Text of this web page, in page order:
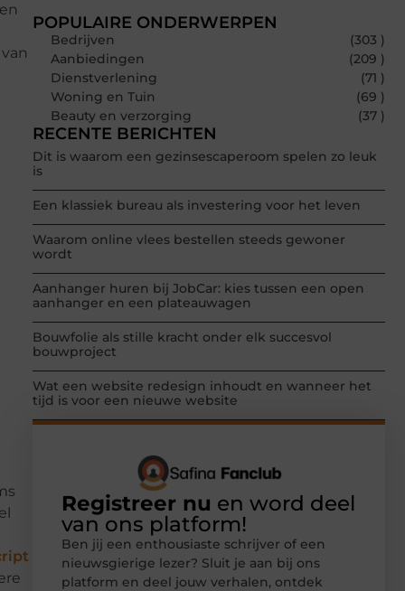
POPULAIRE ONDERWERPEN
Bedrijven
(303 )
Aanbiedingen
(209 )
Dienstverlening
(71 )
Woning en Tuin
(69 )
Beauty en verzorging
(37 )
RECENTE BERICHTEN
Dit is waarom een gezinsescaperoom spelen zo leuk
is
Een klassiek bureau als investering voor het leven
Waarom online vlees bestellen steeds gewoner
wordt
Aanhanger huren bij JobCar: kies tussen een open
aanhanger en een plateauwagen
Bouwfolie als stille kracht onder elk succesvol
bouwproject
Wat een website redesign inhoudt en wanneer het
tijd is voor een nieuwe website
Registreer nu en word deel
van ons platform!
Ben jij een enthousiaste schrijver of een
nieuwsgierige lezer? Sluit je aan bij ons
platform en deel jouw verhalen, ontdek